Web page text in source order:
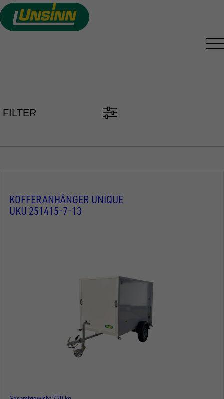
Direkt
zum
Inhalt
FILTER
KOFFERANHÄNGER UNIQUE
UKU 251415-7-13